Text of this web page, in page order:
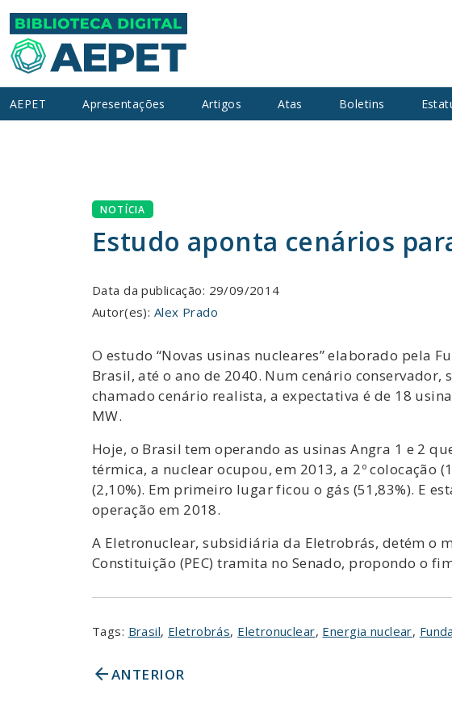
AEPET Apresentações Artigos Atas Boletins
NOTÍCIA
Estudo aponta cenários
Data da publicação: 29/09/2014
Autor(es): Alex Prado
O estudo “Novas usinas nucleares” elaborado pela
Brasil, até o ano de 2040. Num cenário
chamado cenário realista, a expectativa é de 18
MW.
Hoje, o Brasil tem operando as usinas Angra 1 e 2
térmica, a nuclear ocupou, em 2013, a 2º colocação
(2,10%). Em primeiro lugar ficou o gás (51,83%). E
operação em 2018.
A Eletronuclear, subsidiária da Eletrobrás, detém o
Constituição (PEC) tramita no Senado, propondo o
Tags: Brasil, Eletrobrás, Eletronuclear, Energia nuclear,
arrow_backANTERIOR